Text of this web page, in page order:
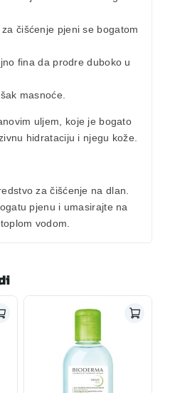
čišćenje pjeni se bogatom
fina da prodre duboko u
masnoće.
uljem, koje je bogato
hidrataciju i njegu kože.
za čišćenje na dlan.
pjenu i umasirajte na
vodom.